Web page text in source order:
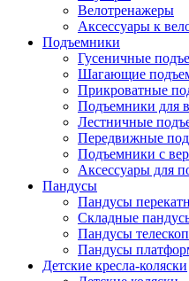
Велотренажеры
Аксессуары к
Подъемники
Гусеничные
Шагающие
Прикроватные
Подъемники для
Лестничные
Передвижные
Подъемники с
Аксессуары для
Пандусы
Пандусы
Складные
Пандусы
Пандусы
Детские кресла-коляски